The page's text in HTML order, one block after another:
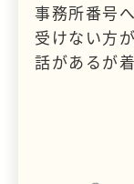
事務所番号
受けない方
話があるが